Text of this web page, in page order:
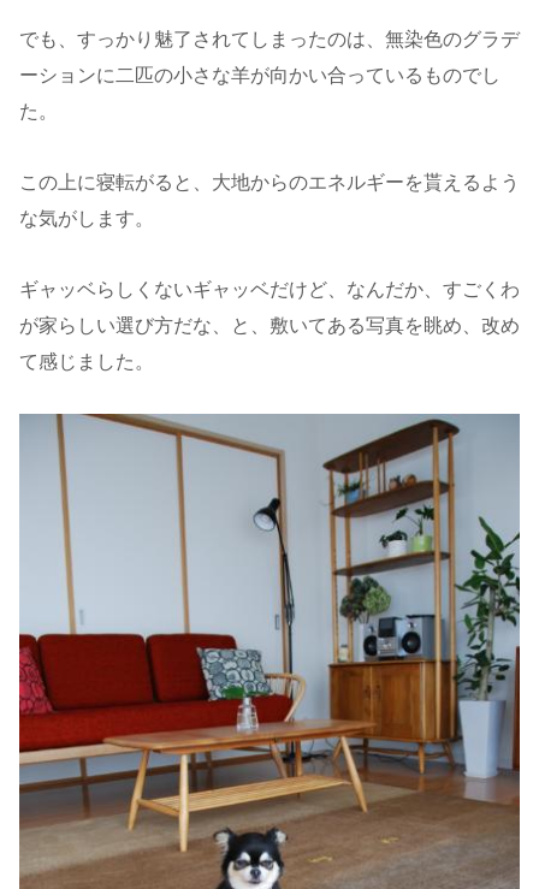
でも、すっかり魅了されてしまったのは、無染色のグラデ
ーションに二匹の小さな羊が向かい合っているものでし
た。
この上に寝転がると、大地からのエネルギーを貰えるよう
な気がします。
ギャッベらしくないギャッベだけど、なんだか、すごくわ
が家らしい選び方だな、と、敷いてある写真を眺め、改め
て感じました。